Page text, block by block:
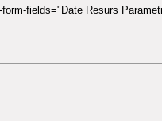
fields="Date Resurs